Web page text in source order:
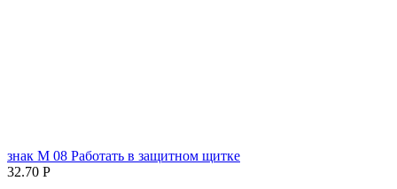
знак М 08 Работать в защитном щитке
32.70 Р